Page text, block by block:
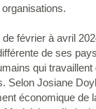
février à avril
de ses
qui travaillent
Selon Josiane
économique de